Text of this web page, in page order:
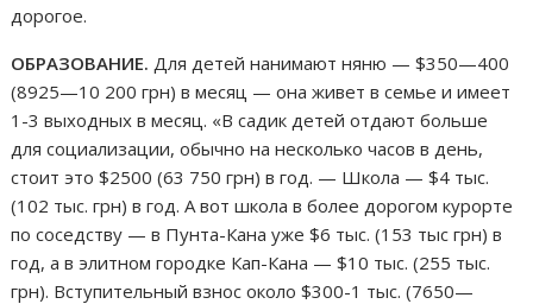
дорогое.
ОБРАЗОВАНИЕ. Для детей нанимают няню — $350—400
(8925—10 200 грн) в месяц — она живет в семье и имеет
1-3 выходных в месяц. «В садик детей отдают больше
для социализации, обычно на несколько часов в день,
стоит это $2500 (63 750 грн) в год. — Школа — $4 тыс.
(102 тыс. грн) в год. А вот школа в более дорогом курорте
по соседству — в Пунта-Кана уже $6 тыс. (153 тыс грн) в
год, а в элитном городке Кап-Кана — $10 тыс. (255 тыс.
грн). Вступительный взнос около $300-1 тыс. (7650—